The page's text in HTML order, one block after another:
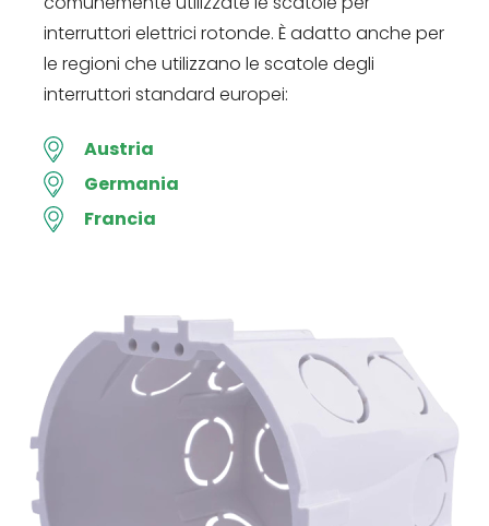
interruttori elettrici rotonde. È adatto anche per
le regioni che utilizzano le scatole degli
interruttori standard europei:
Austria
Germania
Francia